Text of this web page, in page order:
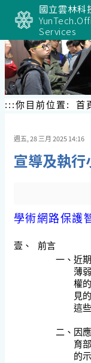
國立雲林科
Services
:::你目前位置: 首
週五, 28 三月 2025 14:16
宣導及執行
學術網路保護
壹、
前言
一、 近
薄
權
見
這
二、 因
育
的